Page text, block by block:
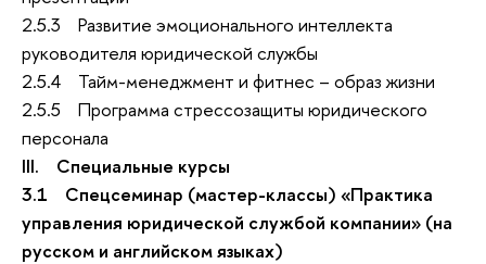
2.5.3 Развитие эмоционального интеллекта
руководителя юридической службы
2.5.4 Тайм-менеджмент и фитнес – образ жизни
2.5.5 Программа стрессозащиты юридического
персонала
III. Специальные курсы
3.1 Спецсеминар (мастер-классы) «Практика
управления юридической службой компании» (на
русском и английском языках)